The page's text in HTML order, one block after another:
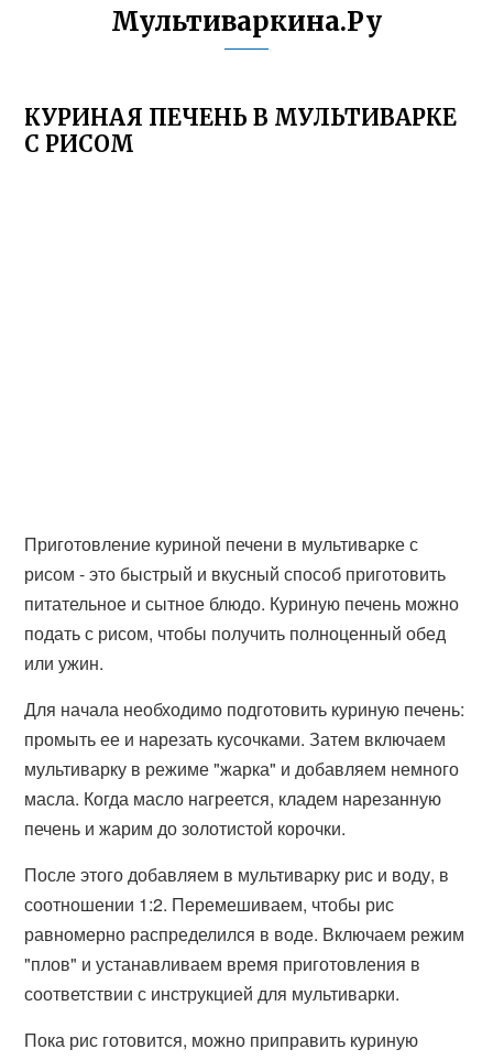
Мультиваркина.Ру
КУРИНАЯ ПЕЧЕНЬ В МУЛЬТИВАРКЕ
С РИСОМ
Приготовление куриной печени в мультиварке с
рисом - это быстрый и вкусный способ приготовить
питательное и сытное блюдо. Куриную печень можно
подать с рисом, чтобы получить полноценный обед
или ужин.
Для начала необходимо подготовить куриную печень:
промыть ее и нарезать кусочками. Затем включаем
мультиварку в режиме "жарка" и добавляем немного
масла. Когда масло нагреется, кладем нарезанную
печень и жарим до золотистой корочки.
После этого добавляем в мультиварку рис и воду, в
соотношении 1:2. Перемешиваем, чтобы рис
равномерно распределился в воде. Включаем режим
"плов" и устанавливаем время приготовления в
соответствии с инструкцией для мультиварки.
Пока рис готовится, можно приправить куриную